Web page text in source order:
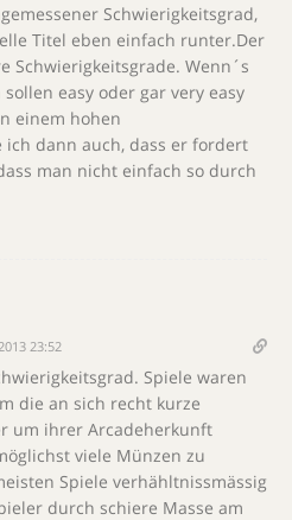
Schwierigkeitsgrad,
Titel eben einfach runter.Der
Schwierigkeitsgrade. Wenn´s
easy oder gar very easy
einem hohen
dann auch, dass er fordert
man nicht einfach so durch
23:52
Spiele waren
die an sich recht kurze
um ihrer Arcadeherkunft
viele Münzen zu
Spiele verhähltnissmässig
durch schiere Masse am